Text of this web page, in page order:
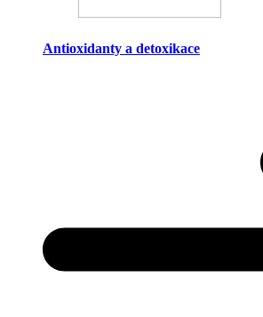
Antioxidanty a detoxikace